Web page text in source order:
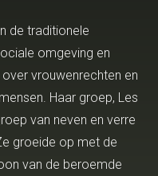
de traditionele
omgeving en
vrouwenrechten en
Haar groep, Les
van neven en verre
groeide op met de
van de beroemde